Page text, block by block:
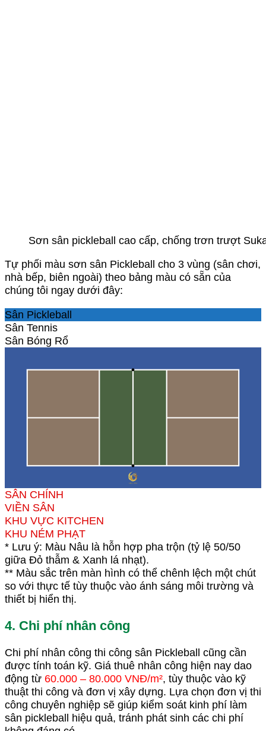
Sơn sân pickleball cao cấp, chống trơn trượt
Tự phối màu sơn sân Pickleball cho 3 vùng (sân chơi,
nhà bếp, biên ngoài) theo bảng màu có sẵn của
chúng tôi ngay dưới đây:
Sân Pickleball
Sân Tennis
Sân Bóng Rổ
SÂN CHÍNH
VIỀN SÂN
KHU VỰC KITCHEN
KHU NÉM PHẠT
* Lưu ý: Màu Nâu là hỗn hợp pha trộn (tỷ lệ 50/50
giữa Đỏ thẫm & Xanh lá nhạt).
** Màu sắc trên màn hình có thể chênh lệch một chút
so với thực tế tùy thuộc vào ánh sáng môi trường và
thiết bị hiển thị.
4. Chi phí nhân công
Chi phí nhân công thi công sân Pickleball cũng cần
được tính toán kỹ. Giá thuê nhân công hiện nay dao
động từ 60.000 – 80.000 VNĐ/m², tùy thuộc vào kỹ
thuật thi công và đơn vị xây dựng. Lựa chọn đơn vị thi
công chuyên nghiệp sẽ giúp kiểm soát kinh phí làm
sân pickleball hiệu quả, tránh phát sinh các chi phí